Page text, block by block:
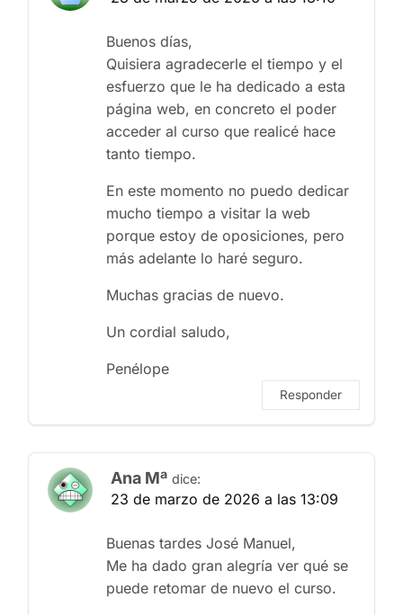
Buenos días,
Quisiera agradecerle el tiempo y el
esfuerzo que le ha dedicado a esta
página web, en concreto el poder
acceder al curso que realicé hace
tanto tiempo.
En este momento no puedo dedicar
mucho tiempo a visitar la web
porque estoy de oposiciones, pero
más adelante lo haré seguro.
Muchas gracias de nuevo.
Un cordial saludo,
Penélope
Responder
Ana Mª dice:
23 de marzo de 2026 a las 13:09
Buenas tardes José Manuel,
Me ha dado gran alegría ver qué se
puede retomar de nuevo el curso.